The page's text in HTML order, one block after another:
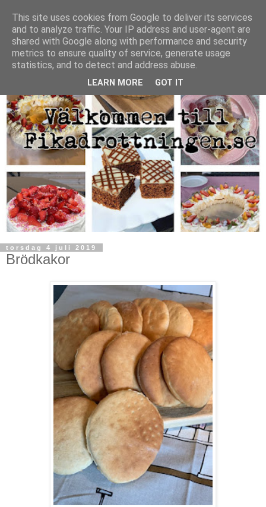
torsdag 4 juli 2019
Brödkakor
This site uses cookies from Google to deliver its services
and to analyze traffic. Your IP address and user-agent are
shared with Google along with performance and security
metrics to ensure quality of service, generate usage
statistics, and to detect and address abuse.
LEARN MORE GOT IT